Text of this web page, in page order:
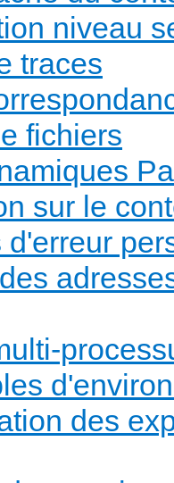
niveau
traces
fichiers
sur le
d'erreur
des